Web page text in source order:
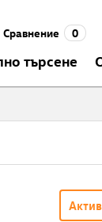
Сравнение 0
търсене